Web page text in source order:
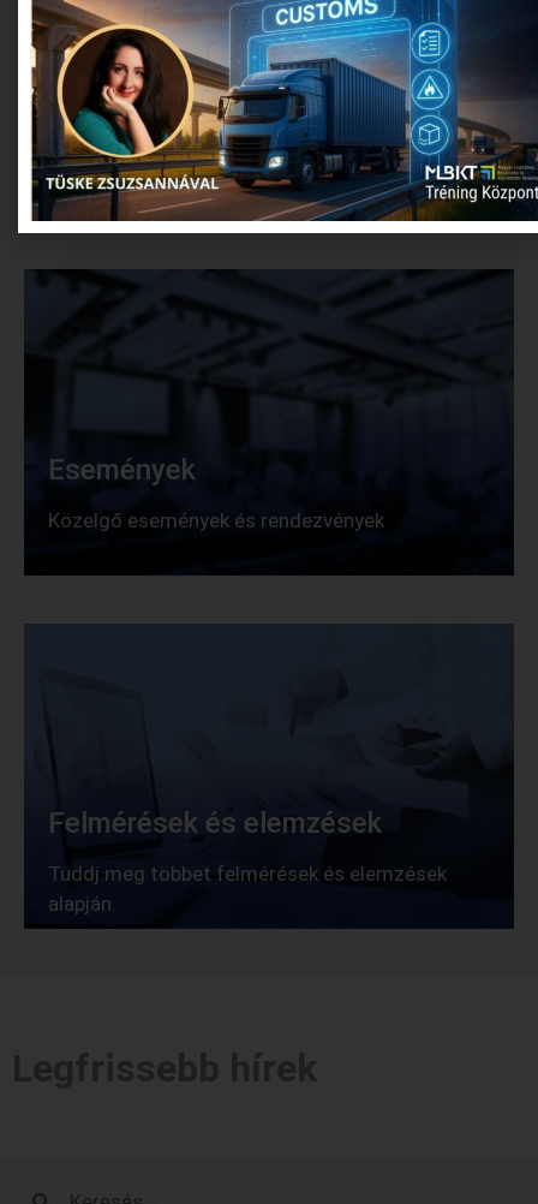
Friss hírek
Légy naprakész és kövesd friss híreinket.
Események
Közelgő események és rendezvények
Felmérések és elemzések
Tuddj meg többet felmérések és elemzések
alapján.